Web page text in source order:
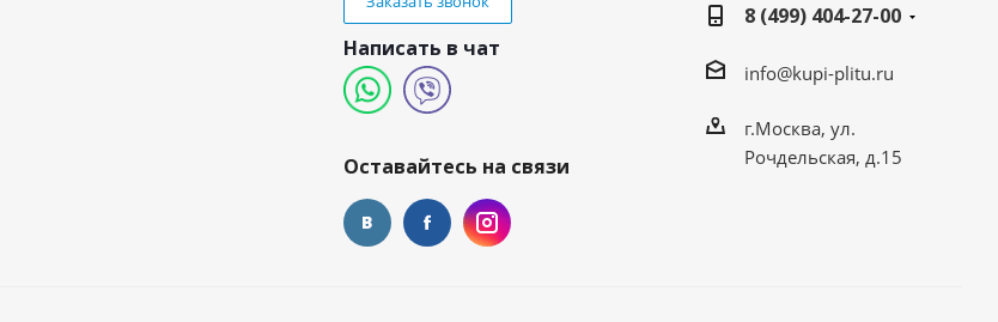
Написать в чат
Оставайтесь на связи
8 (499) 404-27-00
info@kupi-plitu.ru
г.Москва, ул.
Рочдельская, д.15